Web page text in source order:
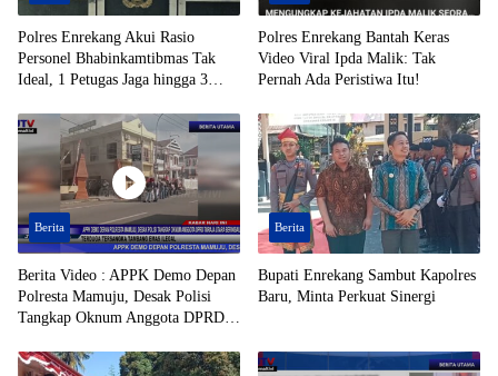
Polres Enrekang Akui Rasio
Personel Bhabinkamtibmas Tak
Ideal, 1 Petugas Jaga hingga 3
Polres Enrekang Bantah Keras
Video Viral Ipda Malik: Tak
Pernah Ada Peristiwa Itu!
Berita
Berita Video : APPK Demo Depan
Polresta Mamuju, Desak Polisi
Tangkap Oknum Anggota DPRD
Tersangka Tambang Emas Ilegal
Berita
Bupati Enrekang Sambut Kapolres
Baru, Minta Perkuat Sinergi